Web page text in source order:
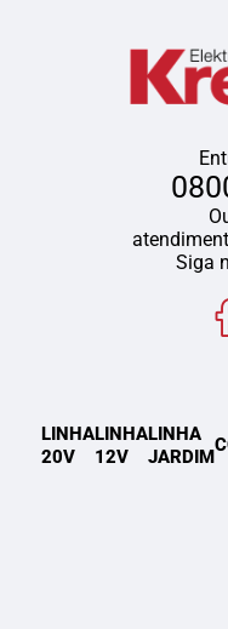
Siga
LINHA
20V
LINHA
12V
LINHA
JARDIM